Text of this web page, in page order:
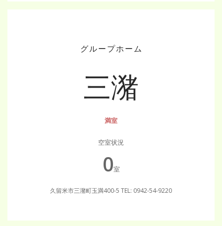
グループホーム
三潴
満室
空室状況
0室
久留米市三潴町玉満400-5 TEL: 0942-54-9220